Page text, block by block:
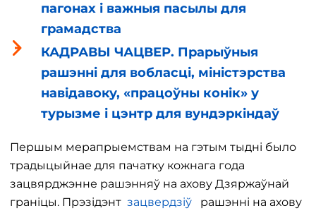
пагонах і важныя пасылы для
грамадства
КАДРАВЫ ЧАЦВЕР. Прарыўныя
рашэнні для вобласці, міністэрства
навідавоку, «працоўны конік» у
турызме і цэнтр для вундэркіндаў
Першым мерапрыемствам на гэтым тыдні было
традыцыйнае для пачатку кожнага года
зацвярджэнне рашэнняў на ахову Дзяржаўнай
граніцы. Прэзідэнт зацвердзіў рашэнні на ахову